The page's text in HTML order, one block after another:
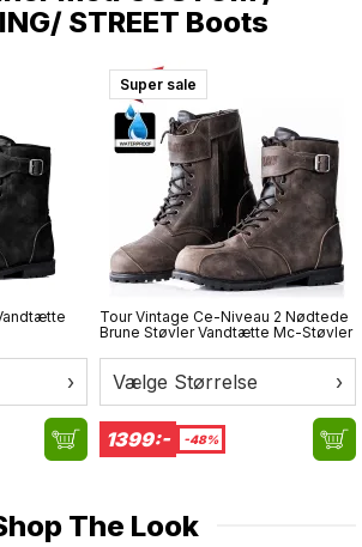
STREET Boots
›
Super sale
Tour Vintage Ce-Niveau 2 Nødtede
Brune Støvler Vandtætte Mc-Støvler
Vælge Størrelse ›
1399:- -48%
The Look